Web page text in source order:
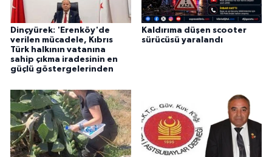
Dinçyürek: 'Erenköy'de
verilen mücadele, Kıbrıs
Türk halkının vatanına
sahip çıkma iradesinin en
güçlü göstergelerinden
Kaldırıma düşen scooter
sürücüsü yaralandı